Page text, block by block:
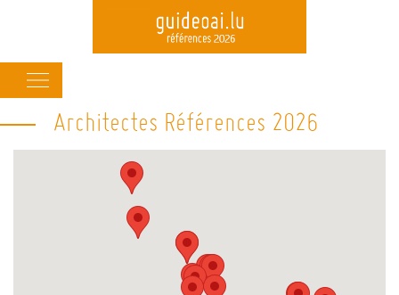
Skip
to
navigation
Architectes Références 2026